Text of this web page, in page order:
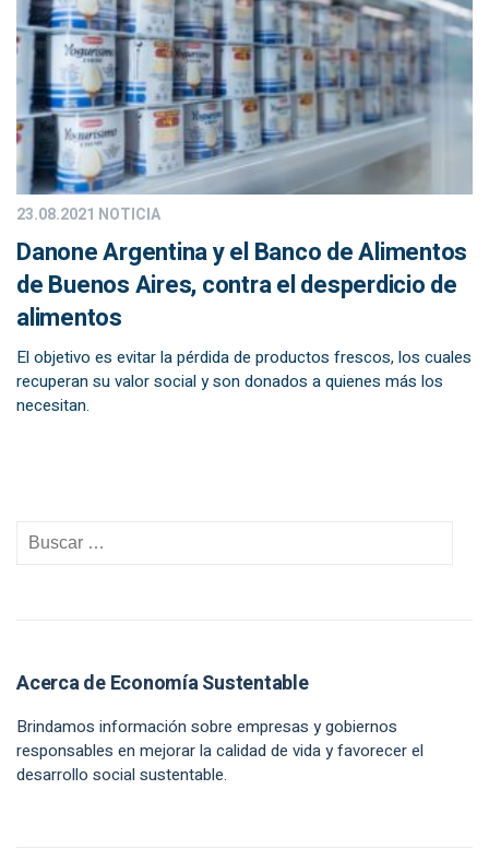
23.08.2021 NOTICIA
Danone Argentina y el Banco de Alimentos
de Buenos Aires, contra el desperdicio de
alimentos
El objetivo es evitar la pérdida de productos frescos, los cuales
recuperan su valor social y son donados a quienes más los
necesitan.
Acerca de Economía Sustentable
Brindamos información sobre empresas y gobiernos
responsables en mejorar la calidad de vida y favorecer el
desarrollo social sustentable.